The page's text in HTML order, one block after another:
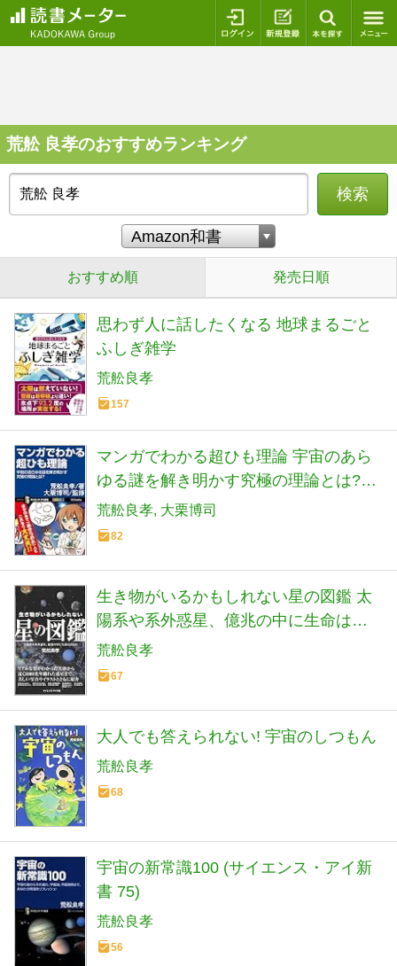
ログイン 新規登録
荒舩 良孝のおすすめランキング
検索
おすすめ順 発売日順
思わず人に話したくなる 地球まるごと
ふしぎ雑学
荒舩良孝
157
マンガでわかる超ひも理論 宇宙のあら
ゆる謎を解き明かす究極の理論とは?
(サイエンス・アイ新書)
荒舩良孝 大栗博司
82
生き物がいるかもしれない星の図鑑 太
陽系や系外惑星、億兆の中に生命はあ
るか (サイエンス・アイ新書)
荒舩良孝
67
大人でも答えられない! 宇宙のしつもん
荒舩良孝
68
宇宙の新常識100 (サイエンス・アイ新
書 75)
荒舩良孝
56